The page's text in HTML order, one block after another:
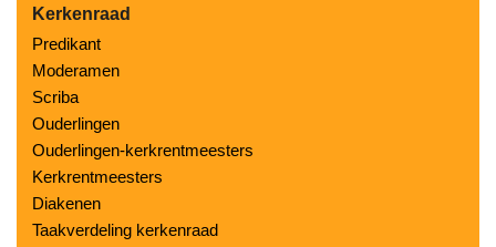
Kerkenraad
Predikant
Moderamen
Scriba
Ouderlingen
Ouderlingen-kerkrentmeesters
Kerkrentmeesters
Diakenen
Taakverdeling kerkenraad